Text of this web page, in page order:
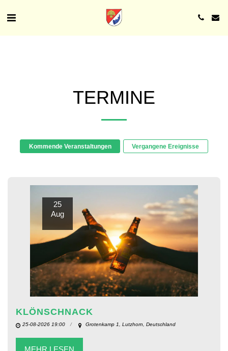
TERMINE
Kommende Veranstaltungen Vergangene Ereignisse
25
Aug
KLÖNSCHNACK
25-08-2026 19:00 Grotenkamp 1, Lutzhorn, Deutschland